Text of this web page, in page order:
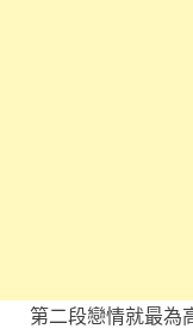
第二段戀情就最為